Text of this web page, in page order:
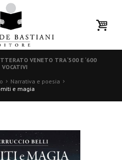
VENETO TRA ‘500 E ‘600
VOCATIVI
Narrativa e poesia
e magia